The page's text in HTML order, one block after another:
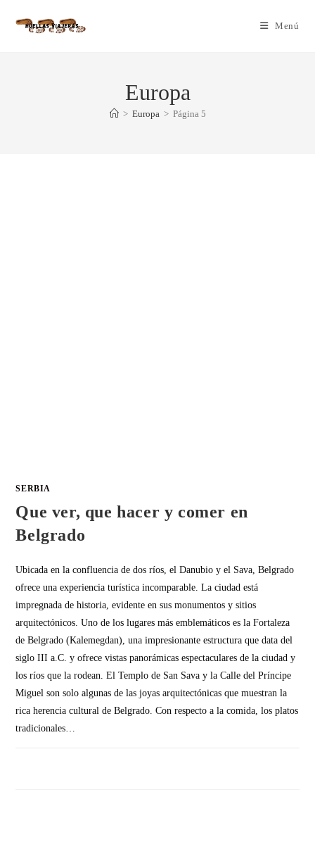
Menú
Europa
> Europa > Página 5
SERBIA
Que ver, que hacer y comer en
Belgrado
Ubicada en la confluencia de dos ríos, el Danubio y el Sava, Belgrado
ofrece una experiencia turística incomparable. La ciudad está
impregnada de historia, evidente en sus monumentos y sitios
arquitectónicos. Uno de los lugares más emblemáticos es la Fortaleza
de Belgrado (Kalemegdan), una impresionante estructura que data del
siglo III a.C. y ofrece vistas panorámicas espectaculares de la ciudad y
los ríos que la rodean. El Templo de San Sava y la Calle del Príncipe
Miguel son solo algunas de las joyas arquitectónicas que muestran la
rica herencia cultural de Belgrado. Con respecto a la comida, los platos
tradicionales…